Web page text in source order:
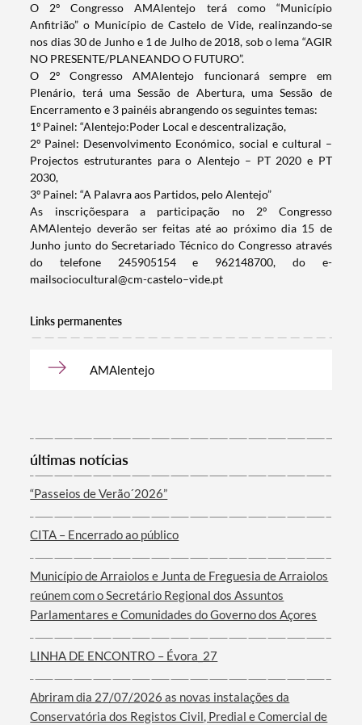
Categorias gerais
Filtros
O 2º Congresso AMAlentejo terá como “Município
Anfitrião” o Município de Castelo de Vide, realinzando-se
nos dias 30 de Junho e 1 de Julho de 2018, sob o lema “AGIR
NO PRESENTE/PLANEANDO O FUTURO”.
O 2º Congresso AMAlentejo funcionará sempre em
Plenário, terá uma Sessão de Abertura, uma Sessão de
Encerramento e 3 painéis abrangendo os seguintes temas:
1º Painel: “Alentejo:Poder Local e descentralização,
2º Painel: Desenvolvimento Económico, social e cultural –
Projectos estruturantes para o Alentejo – PT 2020 e PT
2030,
3º Painel: “A Palavra aos Partidos, pelo Alentejo”
As inscriçõespara a participação no 2º Congresso
AMAlentejo deverão ser feitas até ao próximo dia 15 de
Junho junto do Secretariado Técnico do Congresso através
do telefone 245905154 e 962148700, do e-
mailsociocultural@cm-castelo–vide.pt
Links permanentes
AMAlentejo
últimas notícias
“Passeios de Verão´2026”
CITA – Encerrado ao público
Município de Arraiolos e Junta de Freguesia de Arraiolos
reúnem com o Secretário Regional dos Assuntos
Parlamentares e Comunidades do Governo dos Açores
LINHA DE ENCONTRO – Évora_27
Abriram dia 27/07/2026 as novas instalações da
Conservatória dos Registos Civil, Predial e Comercial de